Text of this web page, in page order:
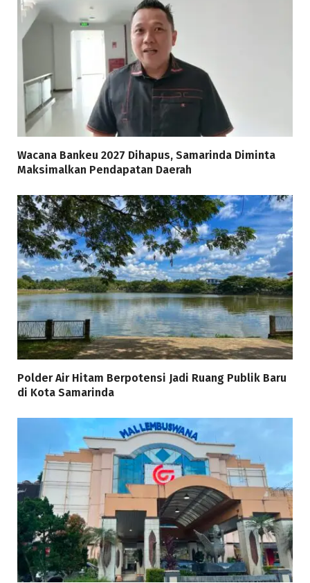
Wacana Bankeu 2027 Dihapus, Samarinda Diminta
Maksimalkan Pendapatan Daerah
Polder Air Hitam Berpotensi Jadi Ruang Publik Baru
di Kota Samarinda